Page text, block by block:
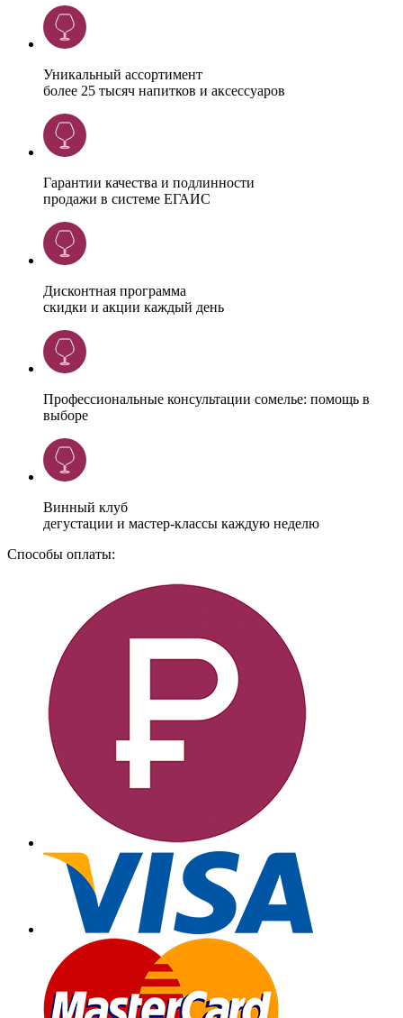
Уникальный ассортимент
более 25 тысяч напитков и аксессуаров
Гарантии качества и подлинности
продажи в системе ЕГАИС
Дисконтная программа
скидки и акции каждый день
Профессиональные консультации сомелье: помощь в
выборе
Винный клуб
дегустации и мастер-классы каждую неделю
Способы оплаты: